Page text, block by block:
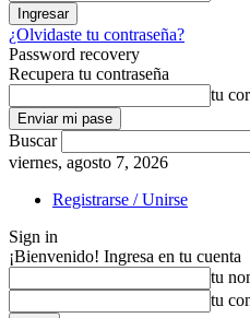
¿Olvidaste tu contraseña?
Password recovery
Recupera tu contraseña
tu
Buscar
viernes, agosto 7, 2026
Registrarse / Unirse
Sign in
¡Bienvenido! Ingresa en tu cuenta
tu
tu